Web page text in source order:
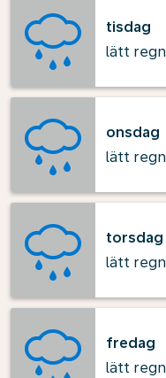
tisdag
lätt regn
onsdag
lätt regn
torsdag
lätt regn
fredag
lätt regn